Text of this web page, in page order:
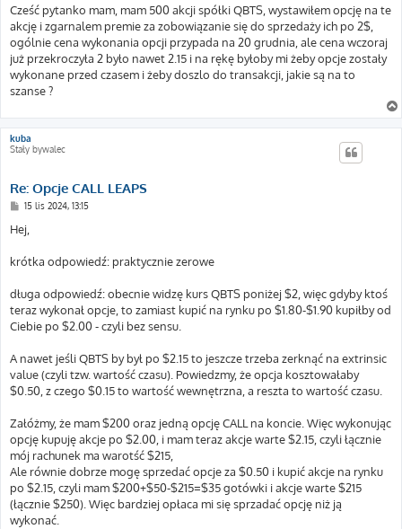
s
t
Cześć pytanko mam, mam 500 akcji spółki QBTS, wystawiłem opcję na te
akcję i zgarnalem premie za zobowiązanie się do sprzedaży ich po 2$,
ogólnie cena wykonania opcji przypada na 20 grudnia, ale cena wczoraj
już przekroczyła 2 było nawet 2.15 i na rękę byłoby mi żeby opcje zostały
wykonane przed czasem i żeby doszlo do transakcji, jakie są na to
szanse ?
kuba
Stały bywalec
Re: Opcje CALL LEAPS
P
s
15 lis 2024, 13:15
Hej,
krótka odpowiedź: praktycznie zerowe
długa odpowiedź: obecnie widzę kurs QBTS poniżej $2, więc gdyby ktoś
teraz wykonał opcje, to zamiast kupić na rynku po $1.80-$1.90 kupiłby od
Ciebie po $2.00 - czyli bez sensu.
A nawet jeśli QBTS by był po $2.15 to jeszcze trzeba zerknąć na extrinsic
value (czyli tzw. wartość czasu). Powiedzmy, że opcja kosztowałaby
$0.50, z czego $0.15 to wartość wewnętrzna, a reszta to wartość czasu.
Załóżmy, że mam $200 oraz jedną opcję CALL na koncie. Więc wykonując
opcję kupuję akcje po $2.00, i mam teraz akcje warte $2.15, czyli łącznie
mój rachunek ma warotść $215,
Ale równie dobrze mogę sprzedać opcje za $0.50 i kupić akcje na rynku
po $2.15, czyli mam $200+$50-$215=$35 gotówki i akcje warte $215
(łącznie $250). Więc bardziej opłaca mi się sprzadać opcję niż ją
wykonać.